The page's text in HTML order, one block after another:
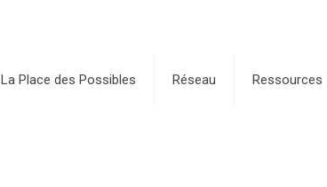
La Place des Possibles Réseau Ressources